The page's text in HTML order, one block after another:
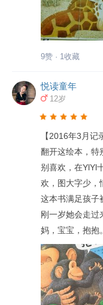
大的作用。 绘本大师杰兹·阿波罗的这本《抱抱》相当于是
一本无字书，不
抱。这本绘本讲
相爱的动物，大
猩猩妈妈找来将它拥在怀
定不陌生。经典
伙伴们的口碑
赞誉，更是英国
作者正是《鸭子达克
1959年出生于
笔、橡皮和画纸
知道那位访客是
心一直充满着对绘画的热情。
些人是为了自己
作绘本是给童年
阿波罗的创作
窥见一斑。 每个人的童年不论快乐与否，都会存在某些缺
9赞 · 1收藏
悦读童年
12岁
【2016年3月
翻开这绘本，特
别喜欢，在YlYl
欢，图大字少，
这本书满足孩子
刚一岁她会走过
妈，宝宝，抱抱
到YlYl不间断的
岁8个月一一说
遍，还会加上
月，也是最让我